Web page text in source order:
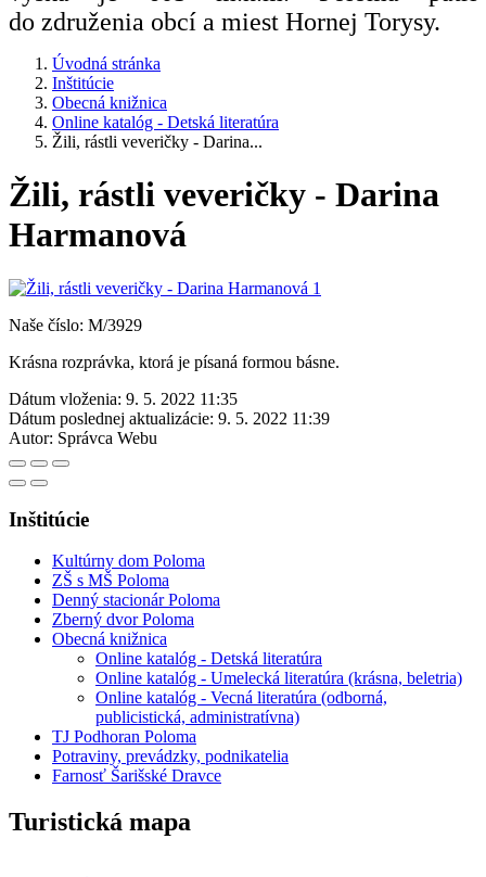
do združenia obcí a miest Hornej Torysy.
Úvodná stránka
Inštitúcie
Obecná knižnica
Online katalóg - Detská literatúra
Žili, rástli veveričky - Darina...
Žili, rástli veveričky - Darina
Harmanová
Naše číslo: M/3929
Krásna rozprávka, ktorá je písaná formou básne.
Dátum vloženia: 9. 5. 2022 11:35
Dátum poslednej aktualizácie: 9. 5. 2022 11:39
Autor: Správca Webu
Inštitúcie
Kultúrny dom Poloma
ZŠ s MŠ Poloma
Denný stacionár Poloma
Zberný dvor Poloma
Obecná knižnica
Online katalóg - Detská literatúra
Online katalóg - Umelecká literatúra (krásna, beletria)
Online katalóg - Vecná literatúra (odborná,
publicistická, administratívna)
TJ Podhoran Poloma
Potraviny, prevádzky, podnikatelia
Farnosť Šarišské Dravce
Turistická mapa